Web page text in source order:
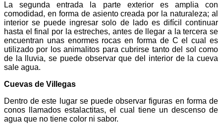
La segunda entrada la parte exterior es amplia con
comodidad, en forma de asiento creada por la naturaleza; al
interior se puede ingresar solo de lado es difícil continuar
hasta el final por la estreches, antes de llegar a la tercera se
encuentran unas enormes rocas en forma de C el cual es
utilizado por los animalitos para cubrirse tanto del sol como
de la lluvia, se puede observar que del interior de la cueva
sale agua.
Cuevas de Villegas
Dentro de este lugar se puede observar figuras en forma de
conos llamados estalactitas, el cual tiene un descenso de
agua que no tiene color ni sabor.